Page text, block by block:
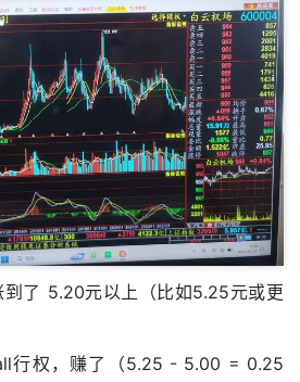
到了 5.20元以上（比如5.25元或更
行权，赚了（5.25 - 5.00 = 0.25